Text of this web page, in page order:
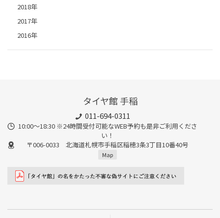
2018年
2017年
2016年
タイヤ館 手稲
011-694-0311
10:00～18:30 ※24時間受付可能なWEB予約も是非ご利用くださ
い！
〒006-0033 北海道札幌市手稲区稲穂3条3丁目10番40号
Map